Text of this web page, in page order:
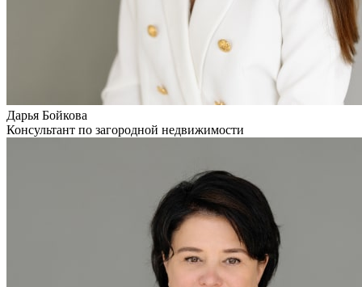
Дарья Бойкова
Консультант по загородной недвижимости